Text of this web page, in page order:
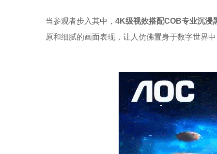
当参观者步入其中， 4K级视效搭配COB专业沉浸
原和细腻的画面表现，让人仿佛置身于数字世界